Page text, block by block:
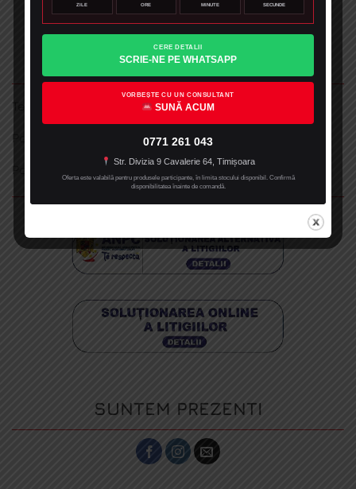
INFORMATII
Termeni si conditii
Politica de confidentialitate
Politica de cookie
SUNTEM PREZENTI
ZILE ORE MINUTE SECUNDE
CERE DETALII
SCRIE-NE PE WHATSAPP
VORBEȘTE CU UN CONSULTANT
SUNĂ ACUM
0771 261 043
Str. Divizia 9 Cavalerie 64, Timișoara
Oferta este valabilă pentru produsele participante, în limita stocului disponibil. Confirmă
disponibilitatea înainte de comandă.